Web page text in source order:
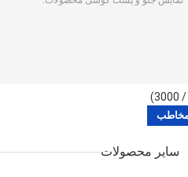
/ 3000)
سایر محصولات